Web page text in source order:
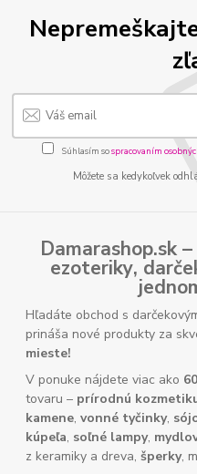
Súhlasím sospracovaním
Môžete sa kedykoľvek
Damarashop.sk
ezoteriky,
Hľadáte obchod s
prináša nové produkty za
mieste!
V ponuke nájdete viac ako
tovaru – prírodnú
kamene,vonné tyčinky,
kúpeľa, soľné lampy,
z keramiky a dreva,šperky,